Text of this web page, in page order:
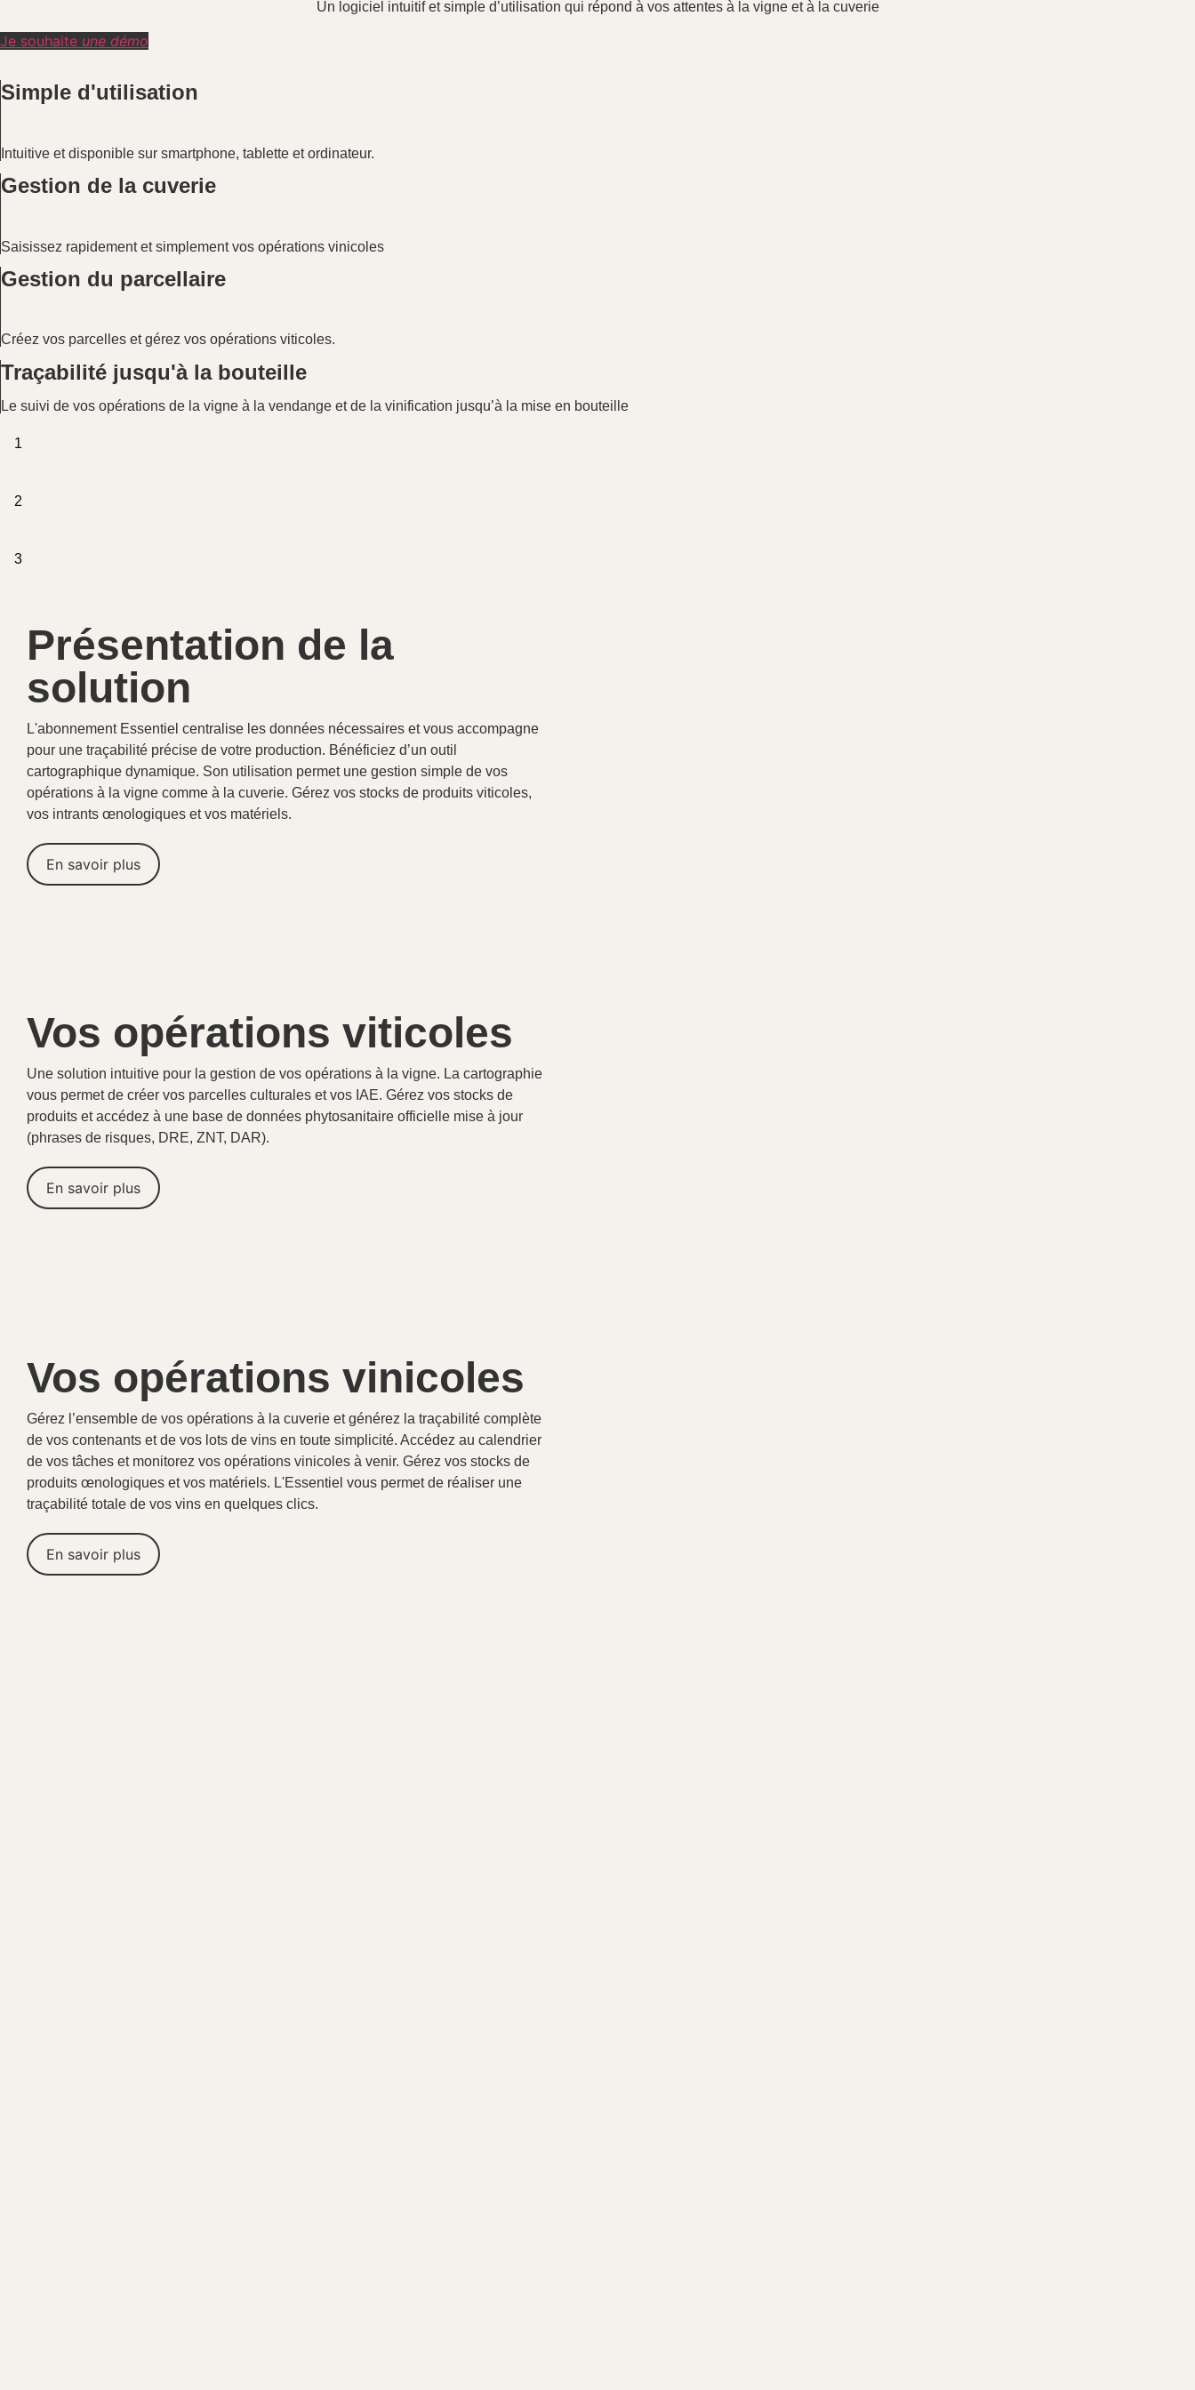
Un logiciel intuitif et simple d’utilisation qui répond à vos attentes à la vigne et à la cuverie
Je souhaite une démo
Simple d'utilisation
Intuitive et disponible sur smartphone, tablette et ordinateur.
Gestion de la cuverie
Saisissez rapidement et simplement vos opérations vinicoles
Gestion du parcellaire
Créez vos parcelles et gérez vos opérations viticoles.
Traçabilité jusqu'à la bouteille
Le suivi de vos opérations de la vigne à la vendange et de la vinification jusqu’à la mise en bouteille
1
2
3
Présentation de la
solution
L'abonnement Essentiel centralise les données nécessaires et vous accompagne
pour une traçabilité précise de votre production. Bénéficiez d’un outil
cartographique dynamique. Son utilisation permet une gestion simple de vos
opérations à la vigne comme à la cuverie. Gérez vos stocks de produits viticoles,
vos intrants œnologiques et vos matériels.
En savoir plus
Vos opérations viticoles
Une solution intuitive pour la gestion de vos opérations à la vigne. La cartographie
vous permet de créer vos parcelles culturales et vos IAE. Gérez vos stocks de
produits et accédez à une base de données phytosanitaire officielle mise à jour
(phrases de risques, DRE, ZNT, DAR).
En savoir plus
Vos opérations vinicoles
Gérez l’ensemble de vos opérations à la cuverie et générez la traçabilité complète
de vos contenants et de vos lots de vins en toute simplicité. Accédez au calendrier
de vos tâches et monitorez vos opérations vinicoles à venir. Gérez vos stocks de
produits œnologiques et vos matériels. L'Essentiel vous permet de réaliser une
traçabilité totale de vos vins en quelques clics.
En savoir plus